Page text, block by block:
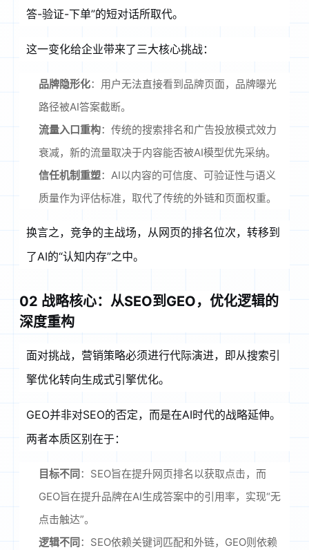
答-验证-下单”的短对话所取代。
这一变化给企业带来了三大核心挑战：
品牌隐形化：用户无法直接看到品牌页面，品牌曝光
路径被AI答案截断。
流量入口重构：传统的搜索排名和广告投放模式效力
衰减，新的流量取决于内容能否被AI模型优先采纳。
信任机制重塑：AI以内容的可信度、可验证性与语义
质量作为评估标准，取代了传统的外链和页面权重。
换言之，竞争的主战场，从网页的排名位次，转移到
了AI的“认知内存”之中。
02 战略核心：从SEO到GEO，优化逻辑的
深度重构
面对挑战，营销策略必须进行代际演进，即从搜索引
擎优化转向生成式引擎优化。
GEO并非对SEO的否定，而是在AI时代的战略延伸。
两者本质区别在于：
目标不同 ：SEO旨在提升网页排名以获取点击，而
GEO旨在提升品牌在AI生成答案中的引用率，实现“无
点击触达”。
逻辑不同 ：SEO依赖关键词匹配和外链，GEO则依赖